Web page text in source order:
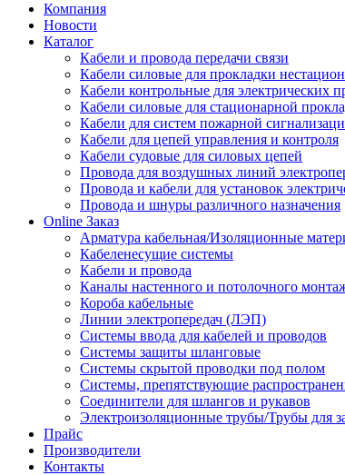
Компания
Новости
Каталог
Кабели и провода передачи связи
Кабели силовые для прокладки
Кабели контрольные для электрических
Кабели силовые для стационарной
Кабели для систем пожарной
Кабели для цепей управления и контроля
Кабели судовые для силовых цепей
Провода для воздушных линий
Провода и кабели для установок
Провода и шнуры различного назначения
Online Заказ
Арматура кабельная/Изоляционные
Кабеленесущие системы
Кабели и провода
Каналы настенного и потолочного
Короба кабельные
Линии электропередач (ЛЭП)
Системы ввода для кабелей и проводов
Системы защиты шланговые
Системы скрытой проводки под полом
Системы, препятствующие
Соединители для шлангов и рукавов
Электроизоляционные трубы/Трубы для
Прайс
Производители
Контакты